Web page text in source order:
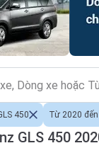
GLS 450
450 Từ 2020